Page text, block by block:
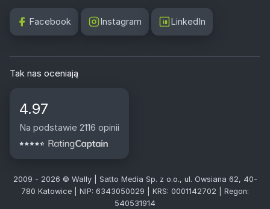
Facebook Instagram LinkedIn
Tak nas oceniają
4.97
Na podstawie 2116 opinii
2009 - 2026 © Wally | Satto Media Sp. z o.o., ul. Owsiana 62, 40-
780 Katowice | NIP: 6343050029 | KRS: 0001142702 | Regon:
540531914